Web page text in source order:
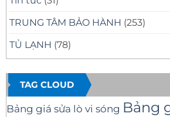
TRUNG TÂM BẢO HÀNH (253)
TỦ LẠNH (78)
TAG CLOUD
Bảng giá sửa lò vi sóng Bảng